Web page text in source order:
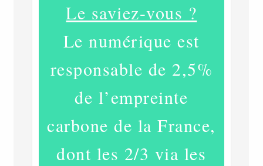
Le saviez-vous ?
Le numérique est
responsable de 2,5%
de l’empreinte
carbone de la France,
dont les 2/3 via les